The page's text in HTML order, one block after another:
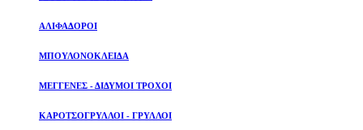
ΑΛΙΦΑΔΟΡΟΙ
ΜΠΟΥΛΟΝΟΚΛΕΙΔΑ
ΜΕΓΓΕΝΕΣ - ΔΙΔΥΜΟΙ ΤΡΟΧΟΙ
ΚΑΡΟΤΣΟΓΡΥΛΛΟΙ - ΓΡΥΛΛΟΙ